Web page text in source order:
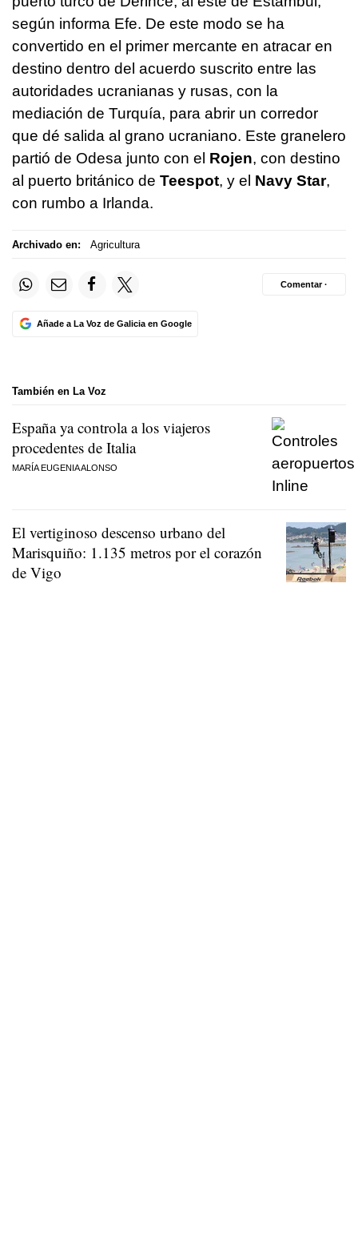
según informa Efe. De este modo se ha
convertido en el primer mercante en atracar en
destino dentro del acuerdo suscrito entre las
autoridades ucranianas y rusas, con la
mediación de Turquía, para abrir un corredor
que dé salida al grano ucraniano. Este granelero
partió de Odesa junto con el Rojen, con destino
al puerto británico de Teespot, y el Navy Star,
con rumbo a Irlanda.
Archivado en: Agricultura
Añade a La Voz de Galicia en Google
Comentar ·
También en La Voz
España ya controla a los viajeros
procedentes de Italia
MARÍA EUGENIA ALONSO
El vertiginoso descenso urbano del
Marisquiño: 1.135 metros por el corazón
de Vigo